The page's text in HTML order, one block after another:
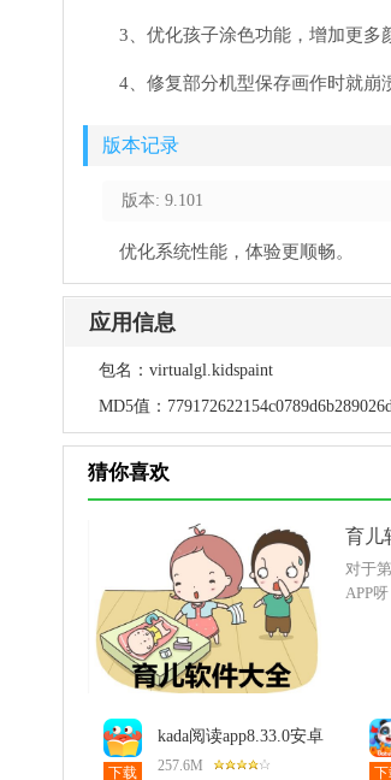
3、优化孩子涂色功能，增加更多
4、修复部分机型保存画作时就崩
版本记录
版本: 9.101
优化系统性能，体验更顺畅。
应用信息
包名： virtualgl.kidspaint
MD5值：
猜你喜欢
育儿
对于
APP
下载
kada阅读app8.33.0安卓
版
257.6M